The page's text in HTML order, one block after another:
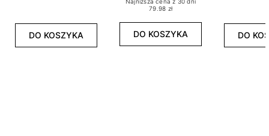
DO KOSZYKA
79.98 zł
DO KOSZYKA DO